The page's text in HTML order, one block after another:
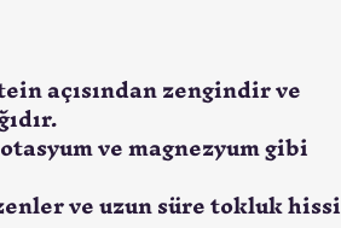
açısından zengindir ve
ve magnezyum gibi
ve uzun süre tokluk hissi